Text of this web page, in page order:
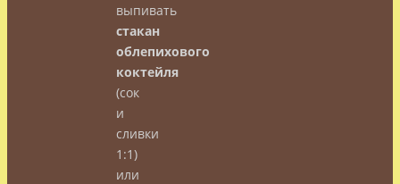
выпивать
стакан
облепихового
коктейля
(сок
и
сливки
1:1)
или